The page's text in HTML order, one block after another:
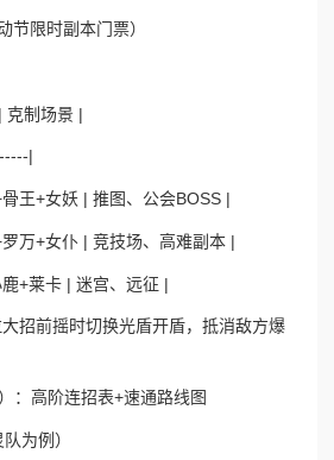
节限时副本门票）
克制场景 |
|
王+女妖 | 推图、公会BOSS |
万+女仆 | 竞技场、高难副本 |
+莱卡 | 迷宫、远征 |
招前摇时切换光盾开盾，抵消敌方爆
：高阶连招表+速通路线图
为例）